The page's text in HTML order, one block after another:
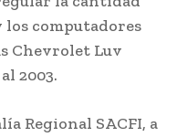
los computadores
Chevrolet Luv
2003.
Regional SACFI, a